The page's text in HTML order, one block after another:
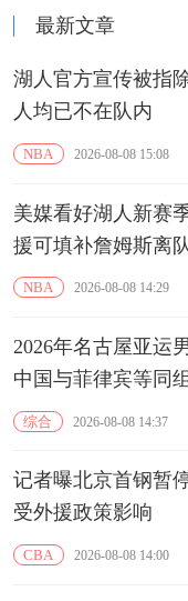
最新文章
湖人官方宣传被指
人均已不在队内
NBA 2026-08-08 15:08
美媒看好湖人新赛
援可填补詹姆斯离
NBA 2026-08-08 14:29
2026年名古屋亚运
中国与菲律宾等同组
综合 2026-08-08 14:37
记者曝北京首钢暂
受外援政策影响
CBA 2026-08-08 14:00